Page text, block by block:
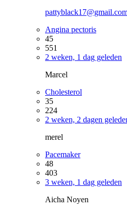
Angina pectoris
45
551
2 weken, 1 dag geleden
Marcel
Cholesterol
35
224
2 weken, 2 dagen
merel
Pacemaker
48
403
3 weken, 1 dag geleden
Aicha Noyen